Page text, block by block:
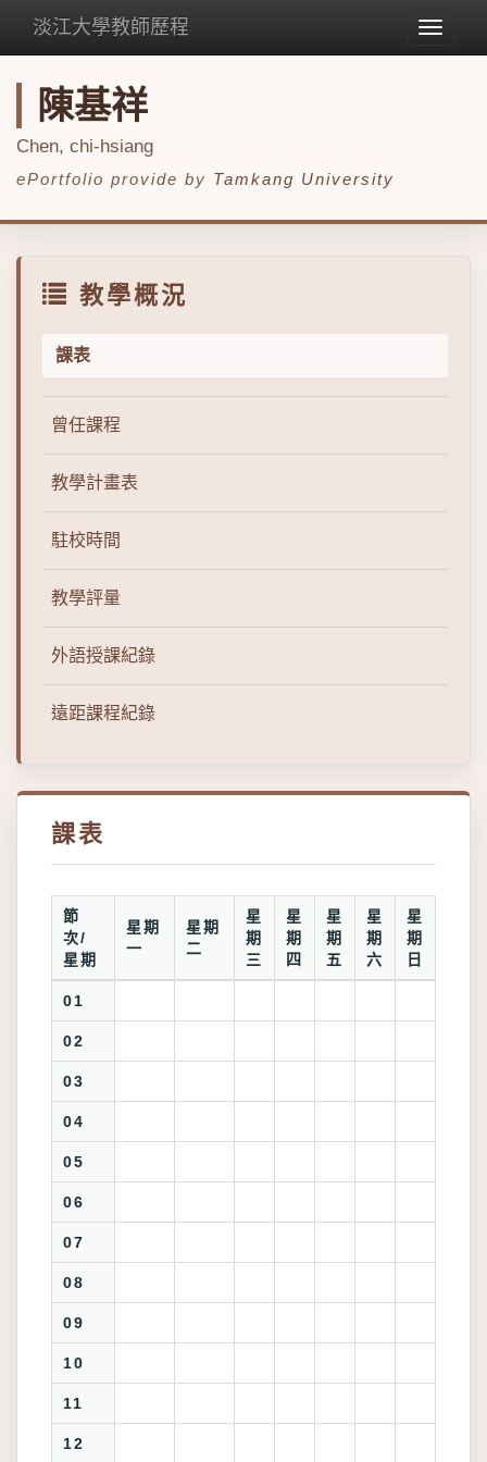
Toggle
淡江大學教師歷程
陳基祥
Chen, chi-hsiang
ePortfolio provide by Tamkang University
教學概況
課表
曾任課程
教學計畫表
駐校時間
教學評量
外語授課紀錄
遠距課程紀錄
課表
節
次/
星期
星期
一
星期
二
星
期
三
星
期
四
星
期
五
星
期
六
星
期
日
01
02
03
04
05
06
07
08
09
10
11
12